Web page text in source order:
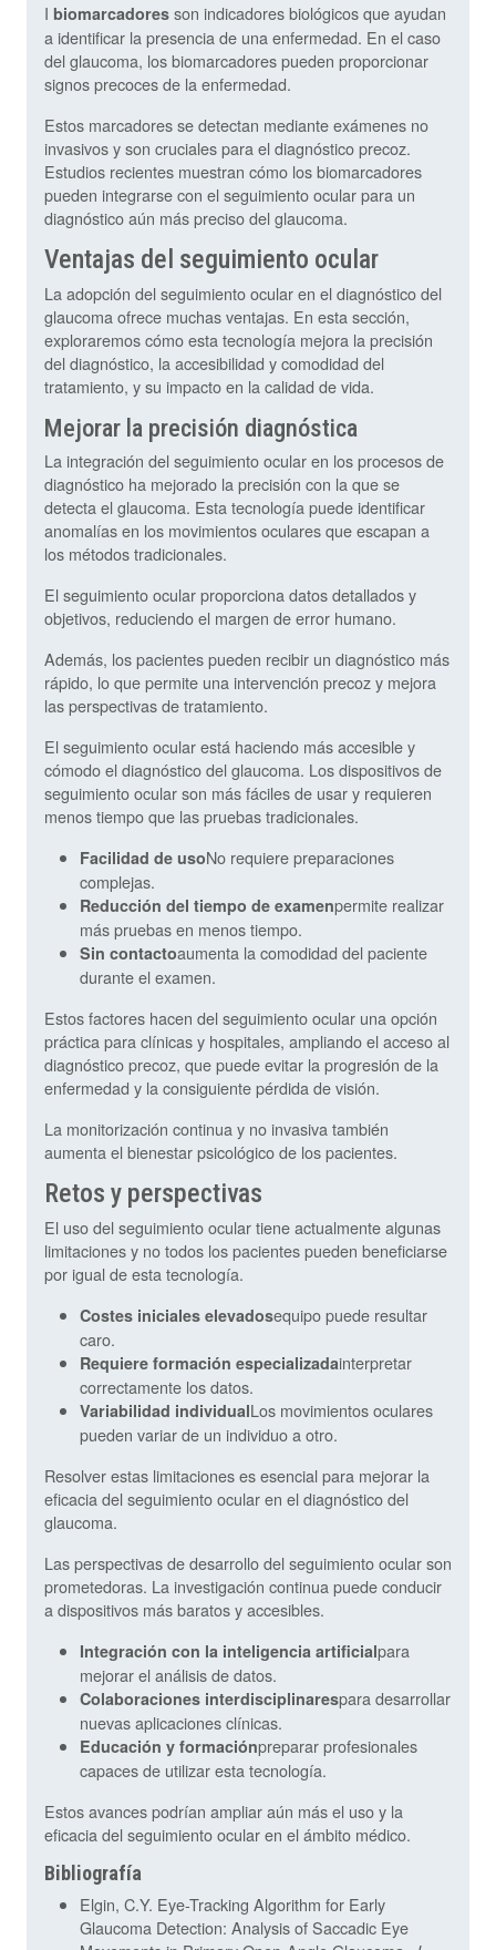
I biomarcadores son indicadores biológicos que ayudan
a identificar la presencia de una enfermedad. En el caso
del glaucoma, los biomarcadores pueden proporcionar
signos precoces de la enfermedad.
Estos marcadores se detectan mediante exámenes no
invasivos y son cruciales para el diagnóstico precoz.
Estudios recientes muestran cómo los biomarcadores
pueden integrarse con el seguimiento ocular para un
diagnóstico aún más preciso del glaucoma.
Ventajas del seguimiento ocular
La adopción del seguimiento ocular en el diagnóstico del
glaucoma ofrece muchas ventajas. En esta sección,
exploraremos cómo esta tecnología mejora la precisión
del diagnóstico, la accesibilidad y comodidad del
tratamiento, y su impacto en la calidad de vida.
Mejorar la precisión diagnóstica
La integración del seguimiento ocular en los procesos de
diagnóstico ha mejorado la precisión con la que se
detecta el glaucoma. Esta tecnología puede identificar
anomalías en los movimientos oculares que escapan a
los métodos tradicionales.
El seguimiento ocular proporciona datos detallados y
objetivos, reduciendo el margen de error humano.
Además, los pacientes pueden recibir un diagnóstico más
rápido, lo que permite una intervención precoz y mejora
las perspectivas de tratamiento.
El seguimiento ocular está haciendo más accesible y
cómodo el diagnóstico del glaucoma. Los dispositivos de
seguimiento ocular son más fáciles de usar y requieren
menos tiempo que las pruebas tradicionales.
Facilidad de usoNo requiere preparaciones
complejas.
Reducción del tiempo de examenpermite realizar
más pruebas en menos tiempo.
Sin contactoaumenta la comodidad del paciente
durante el examen.
Estos factores hacen del seguimiento ocular una opción
práctica para clínicas y hospitales, ampliando el acceso al
diagnóstico precoz, que puede evitar la progresión de la
enfermedad y la consiguiente pérdida de visión.
La monitorización continua y no invasiva también
aumenta el bienestar psicológico de los pacientes.
Retos y perspectivas
El uso del seguimiento ocular tiene actualmente algunas
limitaciones y no todos los pacientes pueden beneficiarse
por igual de esta tecnología.
Costes iniciales elevadosequipo puede resultar
caro.
Requiere formación especializadainterpretar
correctamente los datos.
Variabilidad individualLos movimientos oculares
pueden variar de un individuo a otro.
Resolver estas limitaciones es esencial para mejorar la
eficacia del seguimiento ocular en el diagnóstico del
glaucoma.
Las perspectivas de desarrollo del seguimiento ocular son
prometedoras. La investigación continua puede conducir
a dispositivos más baratos y accesibles.
Integración con la inteligencia artificialpara
mejorar el análisis de datos.
Colaboraciones interdisciplinarespara desarrollar
nuevas aplicaciones clínicas.
Educación y formaciónpreparar profesionales
capaces de utilizar esta tecnología.
Estos avances podrían ampliar aún más el uso y la
eficacia del seguimiento ocular en el ámbito médico.
Bibliografía
Elgin, C.Y. Eye-Tracking Algorithm for Early
Glaucoma Detection: Analysis of Saccadic Eye